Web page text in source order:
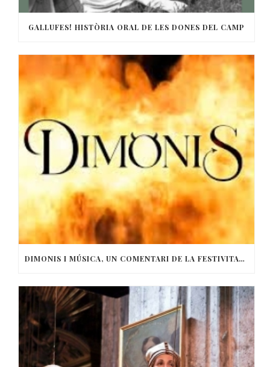
GALLUFES! HISTÒRIA ORAL DE LES DONES DEL CAMP
DIMONIS I MÚSICA, UN COMENTARI DE LA FESTIVITAT DE SANT ANTONI